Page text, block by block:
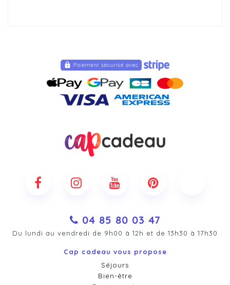
04 85 80 03 47
Du lundi au vendredi de 9h00 à 12h et de 13h30 à 17h30
Cap cadeau vous propose
Séjours
Bien-être